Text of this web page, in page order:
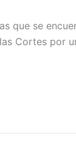
que se
Cortes por